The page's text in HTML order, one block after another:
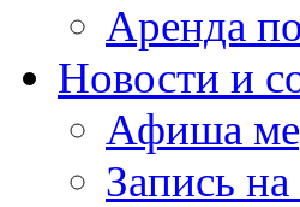
Аренда
Новости и
Афиша
Запись